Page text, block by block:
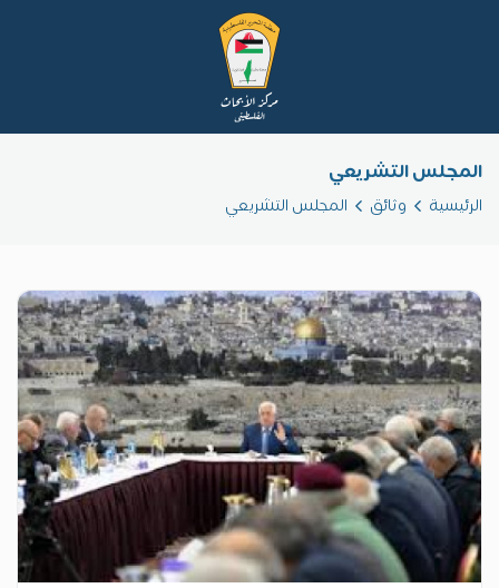
المجلس التشريعي
الرئيسية وثائق المجلس التشريعي